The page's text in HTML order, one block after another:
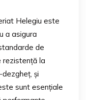
Helegiu este
a asigura
de
rezistență la
și
sunt esențiale